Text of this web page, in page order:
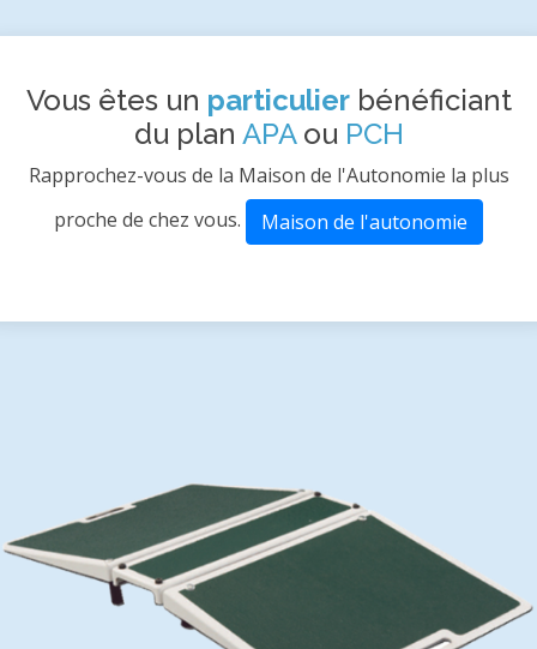
Vous êtes un particulierbénéficiant
du plan APAou PCH
Rapprochez-vous de la Maison de l'Autonomie la plus
proche de chez vous.
Maison de l'autonomie